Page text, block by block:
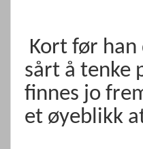
Kort før han
sårt å tenke
finnes jo
et øyeblikk